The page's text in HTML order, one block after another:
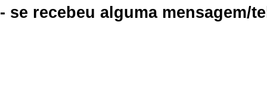
- se recebeu alguma mensagem/